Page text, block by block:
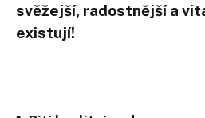
svěžejší, radostnější a
existují!